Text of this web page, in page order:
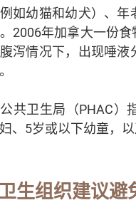
如幼猫和幼犬）、
2006年加拿大一份
泻情况下，出现唾
共卫生局（PHAC）
、5岁或以下幼童，
生组织建议避